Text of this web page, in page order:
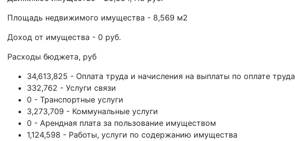
Площадь недвижимого имущества - 8,569 м2
Доход от имущества - 0 руб.
Расходы бюджета, руб
34,613,825 - Оплата труда и начисления на выплаты по оплате труда
332,762 - Услуги связи
0 - Транспортные услуги
3,273,709 - Коммунальные услуги
0 - Арендная плата за пользование имуществом
1,124,598 - Работы, услуги по содержанию имущества